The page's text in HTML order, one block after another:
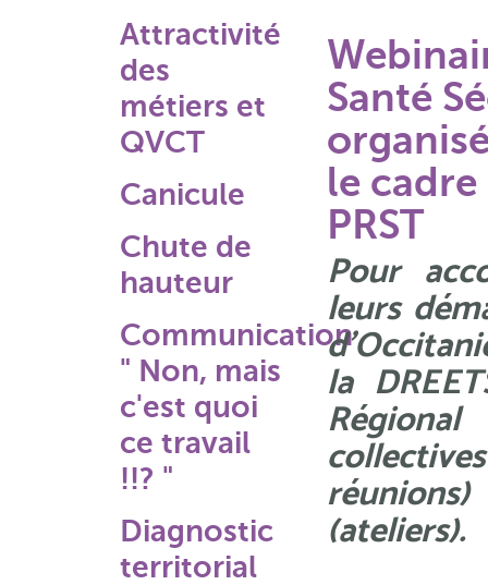
Attractivité
des
métiers et
QVCT
Canicule
Chute de
hauteur
Communication
" Non, mais
c'est quoi
ce travail
!!? "
Diagnostic
territorial
Santé
le cadre
PRST
Pour
leurs
la
(ateliers).